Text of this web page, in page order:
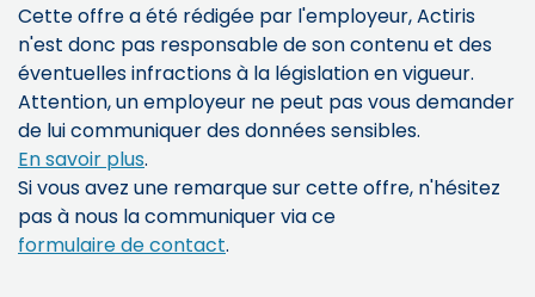
Cette offre a été rédigée par l'employeur, Actiris
n'est donc pas responsable de son contenu et des
éventuelles infractions à la législation en vigueur.
Attention, un employeur ne peut pas vous demander
de lui communiquer des données sensibles.
En savoir plus.
Si vous avez une remarque sur cette offre, n'hésitez
pas à nous la communiquer via ce
formulaire de contact.